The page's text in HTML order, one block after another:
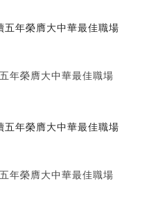
年榮膺大中華最佳職場
年榮膺大中華最佳職場